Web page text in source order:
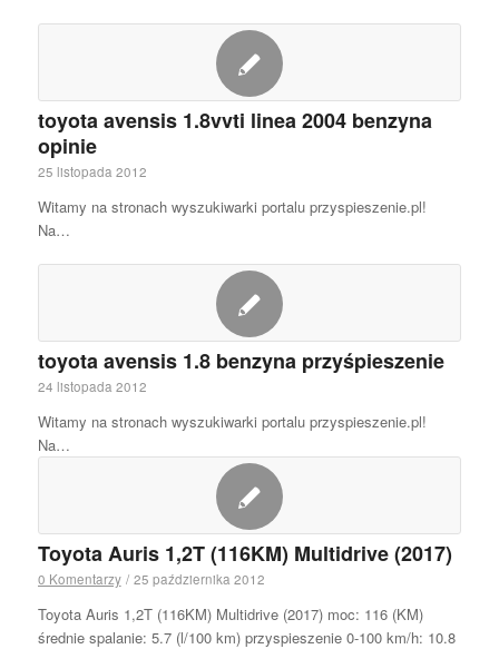
toyota avensis 1.8vvti linea 2004 benzyna
opinie
25 listopada 2012
Witamy na stronach wyszukiwarki portalu przyspieszenie.pl!
Na…
toyota avensis 1.8 benzyna przyśpieszenie
24 listopada 2012
Witamy na stronach wyszukiwarki portalu przyspieszenie.pl!
Na…
Toyota Auris 1,2T (116KM) Multidrive (2017)
0 Komentarzy / 25 października 2012
Toyota Auris 1,2T (116KM) Multidrive (2017) moc: 116 (KM)
średnie spalanie: 5.7 (l/100 km) przyspieszenie 0-100 km/h: 10.8